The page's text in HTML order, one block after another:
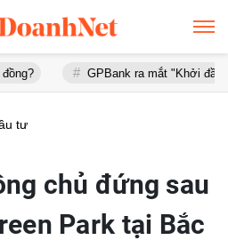
GPBank ra mắt "Khởi đầu an cư", đồng
tư
chủ đứng sau
Park tại Bắc